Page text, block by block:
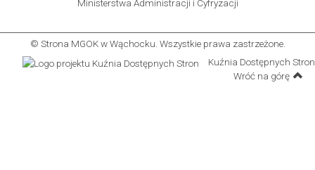
Ministerstwa Administracji i Cyfryzacji
© Strona MGOK w Wąchocku. Wszystkie prawa zastrzeżone.
Kuźnia Dostępnych Stron
Wróć na górę